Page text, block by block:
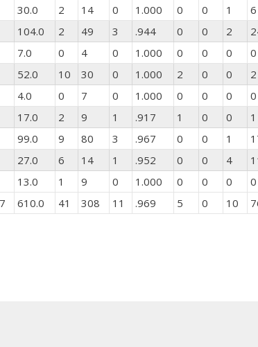
30.0 2 14 0 1.000 0 0 1
6
104.0 2 49 3 .944 0 0 2
7.0 0 4 0 1.000 0 0 0
0
52.0 10 30 0 1.000 2 0 0
2
4.0 0 7 0 1.000 0 0 0
0
17.0 2 9 1 .917 1 0 0
1
99.0 9 80 3 .967 0 0 1
27.0 6 14 1 .952 0 0 4
13.0 1 9 0 1.000 0 0 0
0
610.0 41 308 11 .969 5 0 10